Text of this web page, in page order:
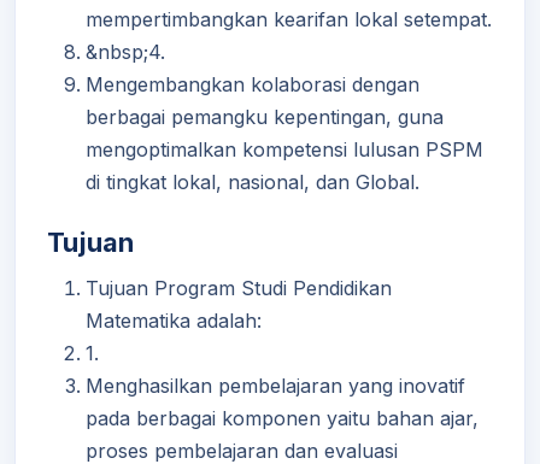
mempertimbangkan kearifan lokal setempat.
&nbsp;4.
Mengembangkan kolaborasi dengan
berbagai pemangku kepentingan, guna
mengoptimalkan kompetensi lulusan PSPM
di tingkat lokal, nasional, dan Global.
Tujuan
Tujuan Program Studi Pendidikan
Matematika adalah:
1.
Menghasilkan pembelajaran yang inovatif
pada berbagai komponen yaitu bahan ajar,
proses pembelajaran dan evaluasi